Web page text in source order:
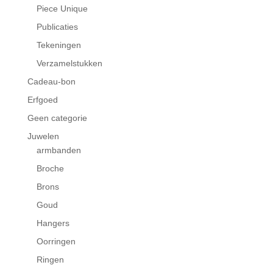
Piece Unique
Publicaties
Tekeningen
Verzamelstukken
Cadeau-bon
Erfgoed
Geen categorie
Juwelen
armbanden
Broche
Brons
Goud
Hangers
Oorringen
Ringen